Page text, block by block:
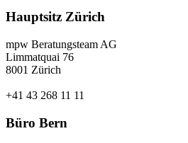
Hauptsitz Zürich
mpw Beratungsteam AG
Limmatquai 76
8001 Zürich
+41 43 268 11 11
Büro Bern